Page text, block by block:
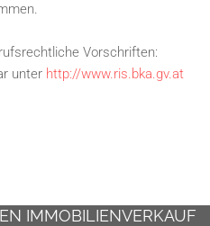
Vorschriften:
unter http://www.ris.bka.gv.at
IMMOBILIENVERKAUF